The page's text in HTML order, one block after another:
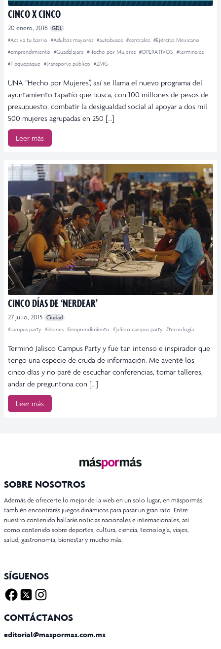
CINCO X CINCO
20 enero, 2016 GDL
#Activa tu barrio #Adultos mayores #autobuses #centrales #Ejército Mexicano
#emprendimiento #Guadalajara #Hecho por Mujeres #OPERATIVOS #terminales
#Tlaquepaque #transporte público #ZMG
UNA “Hecho por Mujeres”, así se llama el nuevo programa del
ayuntamiento tapatío que busca, con 100 millones de pesos de
presupuesto, combatir la desigualdad social al apoyar a dos mil
500 mujeres agrupadas en 250 […]
Leer más
CINCO DÍAS DE ‘NERDEAR’
27 julio, 2015 Ciudad
#campus party #drones #emprendimiento #jalisco campus party #tecnología
Terminó Jalisco Campus Party y fue tan intenso e inspirador que
tengo una especie de cruda de información. Me aventé los
cinco días y no paré de escuchar conferencias, tomar talleres,
andar de preguntona con […]
Leer más
SOBRE NOSOTROS
Además de ofrecerte lo mejor de la web en un solo lugar, en máspormás
también encontrarás juegos dinámicos para pasar un gran rato. Entre
nuestro contenido hallarás noticias nacionales e internacionales, así
como contenido sobre deportes, cultura, ciencia, tecnología, viajes,
salud, gastronomía, bienestar y mucho más.
SÍGUENOS
CONTÁCTANOS
editorial@maspormas.com.mx